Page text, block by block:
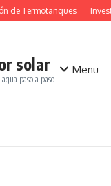
de Termotanques
solar
paso a paso
Menu